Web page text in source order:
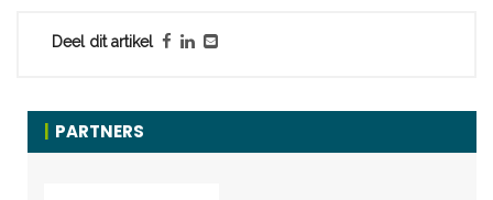
Deel dit artikel
PARTNERS